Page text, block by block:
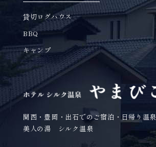
貸切ログハウス
BBQ
キャンプ
関西・豊岡・出石でのご宿泊・日帰り温泉
美人の湯 シルク温泉